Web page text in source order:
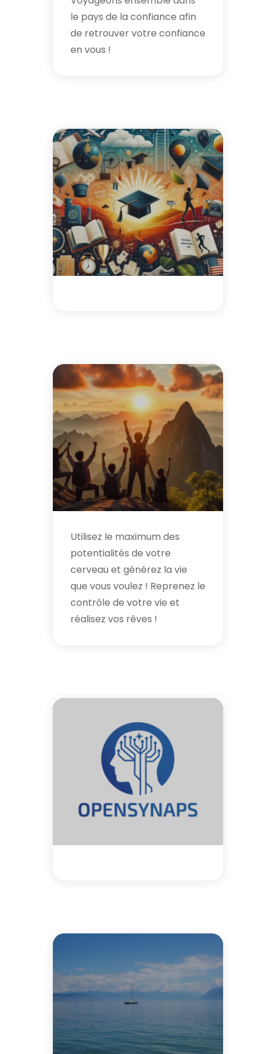
le pays de la confiance afin
de retrouver votre confiance
en vous !
Utilisez le maximum des
potentialités de votre
cerveau et générez la vie
que vous voulez ! Reprenez le
contrôle de votre vie et
réalisez vos rêves !